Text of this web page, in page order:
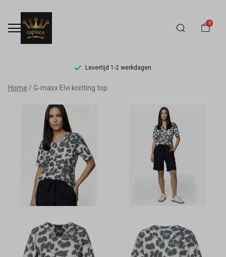
0
Levertijd 1-2 werkdagen
G-
maxx
knitting
Capisce
Mode
Home G-maxx Elvi knitting top